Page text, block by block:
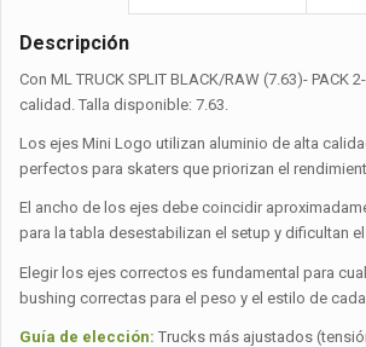
Descripción
Con ML TRUCK SPLIT BLACK/RAW (7.63)-
calidad. Talla disponible: 7.63.
Los ejes Mini Logo utilizan aluminio de alta
perfectos para skaters que priorizan el
El ancho de los ejes debe coincidir
para la tabla desestabilizan el setup y dificultan
Elegir los ejes correctos es fundamental para
bushing correctas para el peso y el estilo de cada
Guía de elección: Trucks más ajustados